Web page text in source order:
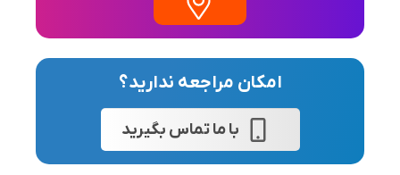
امکان مراجعه ندارید؟
با ما تماس بگیرید